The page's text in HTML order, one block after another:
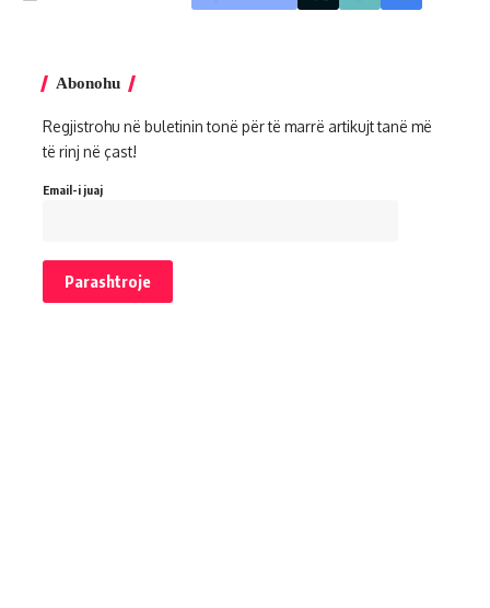
Abonohu
Regjistrohu në buletinin tonë për të marrë artikujt tanë më
të rinj në çast!
Email-i juaj